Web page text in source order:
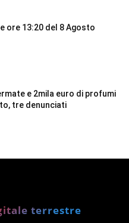
ore 13:20 del 8 Agosto
e 2mila euro di profumi
tre denunciati
terrestre